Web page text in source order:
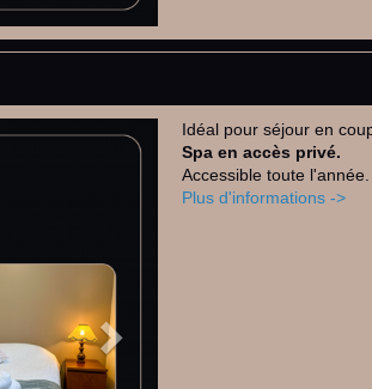
Next
Idéal pour séjour en
Spa en accès privé.
Accessible toute l'année.
Plus d'informations ->